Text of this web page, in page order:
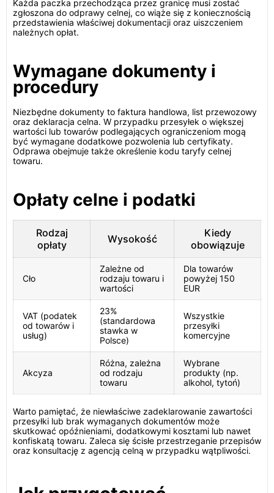
Każda paczka przechodząca przez granicę musi zostać
zgłoszona do odprawy celnej, co wiąże się z koniecznością
przedstawienia właściwej dokumentacji oraz uiszczeniem
należnych opłat.
Wymagane dokumenty i
procedury
Niezbędne dokumenty to faktura handlowa, list przewozowy
oraz deklaracja celna. W przypadku przesyłek o większej
wartości lub towarów podlegających ograniczeniom mogą
być wymagane dodatkowe pozwolenia lub certyfikaty.
Odprawa obejmuje także określenie kodu taryfy celnej
towaru.
Opłaty celne i podatki
Rodzaj
opłaty
Wysokość
Kiedy
obowiązuje
Cło
Zależne od
rodzaju towaru i
wartości
Dla towarów
powyżej 150
EUR
VAT (podatek
od towarów i
usług)
23%
(standardowa
stawka w
Polsce)
Wszystkie
przesyłki
komercyjne
Akcyza
Różna, zależna
od rodzaju
towaru
Wybrane
produkty (np.
alkohol, tytoń)
Warto pamiętać, że niewłaściwe zadeklarowanie zawartości
przesyłki lub brak wymaganych dokumentów może
skutkować opóźnieniami, dodatkowymi kosztami lub nawet
konfiskatą towaru. Zaleca się ścisłe przestrzeganie przepisów
oraz konsultację z agencją celną w przypadku wątpliwości.